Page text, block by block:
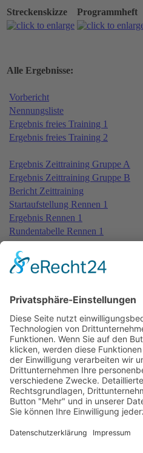
Streckenskizze Programmheft
Alle Ergebnisse:
Vorbericht
Nennungsliste
Ergebnis freies Training 1
Ergebnis freies Training 2
Ergebnis Zeittraining Gruppe A
Ergebnis Zeittraining Gruppe B
Bericht Zeittraining
Startaufstellung Rennen 1
Ergebnis Rennen 1
Rundentabelle Rennen 1
Bericht Rennen 1
Ergebnis Zeittraining 2nd Gruppe A
Startaufstellung Rennen 2
Rundentabelle Rennen 2
Bericht Rennen 2
Startaufstellung Rennen 3
Ergebnis Rennen 3
Rundentabelle Rennen 3
Bericht Rennen 3
Impressum